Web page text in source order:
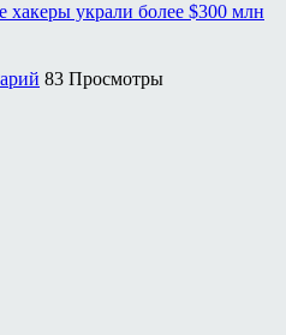
хакеры украли более $300 млн
83 Просмотры